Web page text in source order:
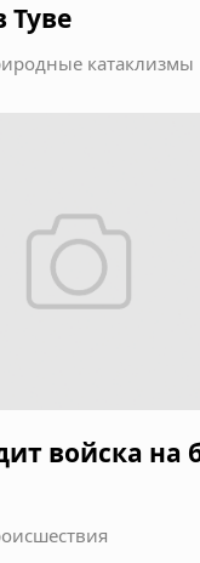
Туве
катаклизмы
войска на